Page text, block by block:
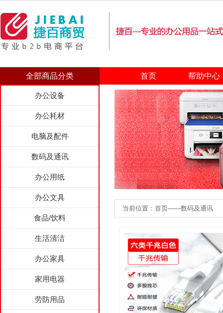
全部商品分类 首页 帮助中心
办公设备
办公耗材
电脑及配件
数码及通讯
办公用纸
办公文具
食品/饮料
生活清洁
办公家具
家用电器
劳防用品
当前位置：首页——数码及通讯